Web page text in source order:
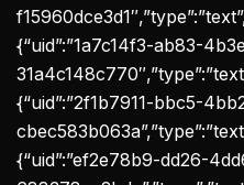
{“uid”:”1a7c14f3-ab83-
{“uid”:”2f1b7911-bbc5-
{“uid”:”ef2e78b9-dd26-